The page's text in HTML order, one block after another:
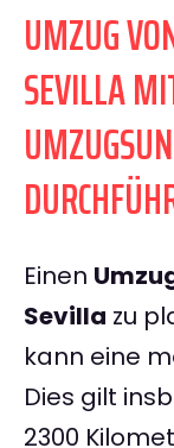
UMZUG
SEVILLA
Einen
Sevilla zu
kann eine
Dies gilt
2300